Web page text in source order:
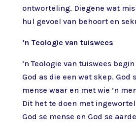
ontworteling. Diegene wat
hul gevoel van behoort en
’n Teologie van tuiswees
’n Teologie van tuiswees
God as die een wat skep. God
mense waar en met wie ’n
Dit het te doen met ingewortel
God se mense en God se